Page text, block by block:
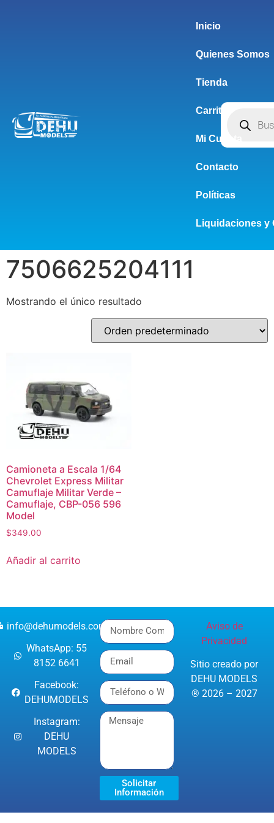
Inicio
Quienes Somos
Tienda
Carrito
Mi Cuenta
Contacto
Políticas
Liquidaciones y
7506625204111
Mostrando el único resultado
Camioneta a Escala 1/64
Chevrolet Express Militar
Camuflaje Militar Verde –
Camuflaje, CBP-056 596
Model
$349.00
Añadir al carrito
info@dehumodels.com
WhatsApp: 55
8152 6641
Facebook:
DEHUMODELS
Instagram:
DEHU
MODELS
Solicitar
Información
Aviso de
Privacidad
Sitio creado por
DEHU MODELS
® 2026 – 2027